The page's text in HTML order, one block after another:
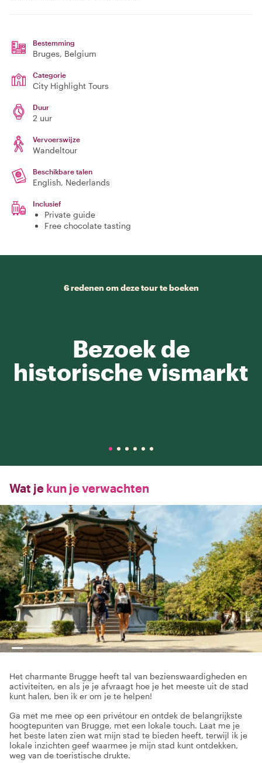
Bestemming
Bruges, Belgium
Categorie
City Highlight Tours
Duur
2 uur
Vervoerswijze
Wandeltour
Beschikbare talen
English, Nederlands
Inclusief
Private guide
Free chocolate tasting
6 redenen om deze tour te boeken
Bezoek de
historische vismarkt
Wat je kun je verwachten
Het charmante Brugge heeft tal van bezienswaardigheden en
activiteiten, en als je je afvraagt hoe je het meeste uit de stad
kunt halen, ben ik er om je te helpen!
Ga met me mee op een privétour en ontdek de belangrijkste
hoogtepunten van Brugge, met een lokale touch. Laat me je
het beste laten zien wat mijn stad te bieden heeft, terwijl ik je
lokale inzichten geef waarmee je mijn stad kunt ontdekken,
weg van de toeristische drukte.